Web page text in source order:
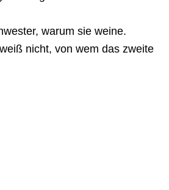
warum sie weine.
nicht, von wem das zweite